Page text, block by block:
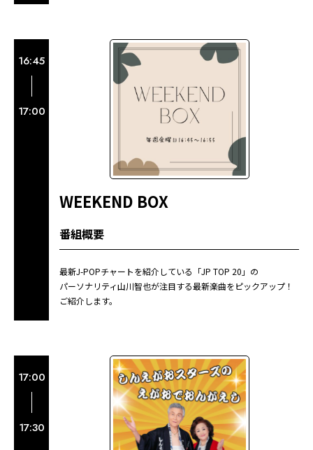
16:45
17:00
WEEKEND BOX
番組概要
最新J-POPチャートを紹介している「JP TOP 20」の
パーソナリティ山川智也が注目する最新楽曲をピックアップ！
ご紹介します。
17:00
17:30